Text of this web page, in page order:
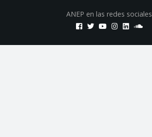
ANEP en las redes sociales